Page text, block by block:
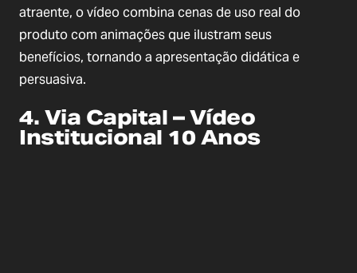
atraente, o vídeo combina cenas de uso real do
produto com animações que ilustram seus
benefícios, tornando a apresentação didática e
persuasiva.
4. Via Capital – Vídeo
Institucional 10 Anos